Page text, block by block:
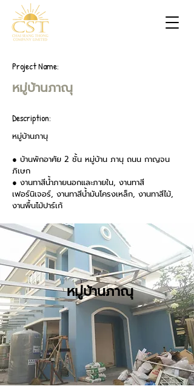
Project Name:
หมู่บ้านภาณุ
Description:
หมู่บ้านภานุ
● บ้านพักอาศัย 2 ชั้น หมู่บ้าน ภานุ ถนน กาญจน
ภิเษก
● งานทาสีน้ำภายนอกและภายใน, งานทาสี
เฟอร์นิเจอร์, งานทาสีน้ำมันโครงเหล็ก, งานทาสีไม้,
งานพื้นไม้ปาร์เก้
หมู่บ้านภาณุ